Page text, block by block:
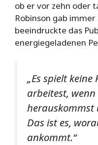
ob er vor zehn oder
Robinson gab
beeindruckte das
energiegeladenen
„Es spielt
arbeitest,
herauskommst
Das ist es,
ankommt.“